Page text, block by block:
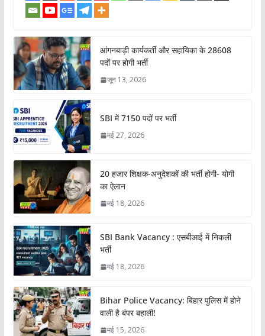
आंगनबाड़ी कार्यकर्ती और सहायिका के 28608
पदों पर होगी भर्ती
जून 13, 2026
SBI में 7150 पदों पर भर्ती
मई 27, 2026
20 हजार शिक्षक-अनुदेशकों की भर्ती होगी- योगी
का ऐलान
मई 18, 2026
SBI Bank Vacancy : एसबीआई में निकली
भर्ती
मई 18, 2026
Bihar Police Vacancy: बिहार पुलिस में होने
वाली है बंपर बहाली!
मई 15, 2026